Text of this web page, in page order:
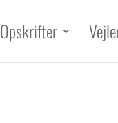
Opskrifter